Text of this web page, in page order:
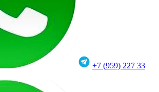
+7 (959) 227 33